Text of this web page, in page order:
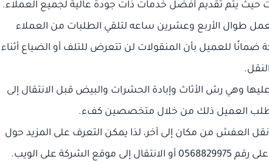
حيث يتم تقديم أفضل خدمات ذات جودة عالية لجميع العملاء.
طوال الأربع وعشرين ساعه لتلقي الطلبات من العملاء
للعميل بأن المنقولات لن تتعرض للتلف أو الضياع أثناء
وهي رش الأثاث وإبادة الحشرات والبيض قبل الانتقال إلى
إذا طلب العميل ذلك من خلال متخصصين كفء.
العفش من مكان إلى آخر، لذا يمكن التعرف على المزيد حول
على الويب.